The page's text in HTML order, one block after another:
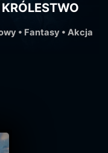
• Fantasy • Akcja